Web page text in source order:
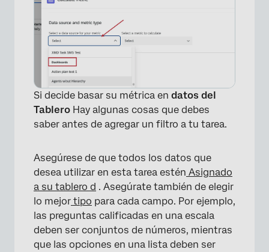
Si decide basar su métrica en datos del
Tablero Hay algunas cosas que debes
saber antes de agregar un filtro a tu tarea.
Asegúrese de que todos los datos que
desea utilizar en esta tarea estén Asignado
a su tablero d . Asegúrate también de elegir
lo mejor tipo para cada campo. Por ejemplo,
las preguntas calificadas en una escala
deben ser conjuntos de números, mientras
que las opciones en una lista deben ser